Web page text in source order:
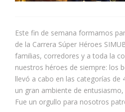
Este fin de semana formamos
de la Carrera Súper Héroes
familias, corredores y a toda la
nuestros héroes de siempre: los
llevó a cabo en las categorías de
un gran ambiente de
Fue un orgullo para nosotros